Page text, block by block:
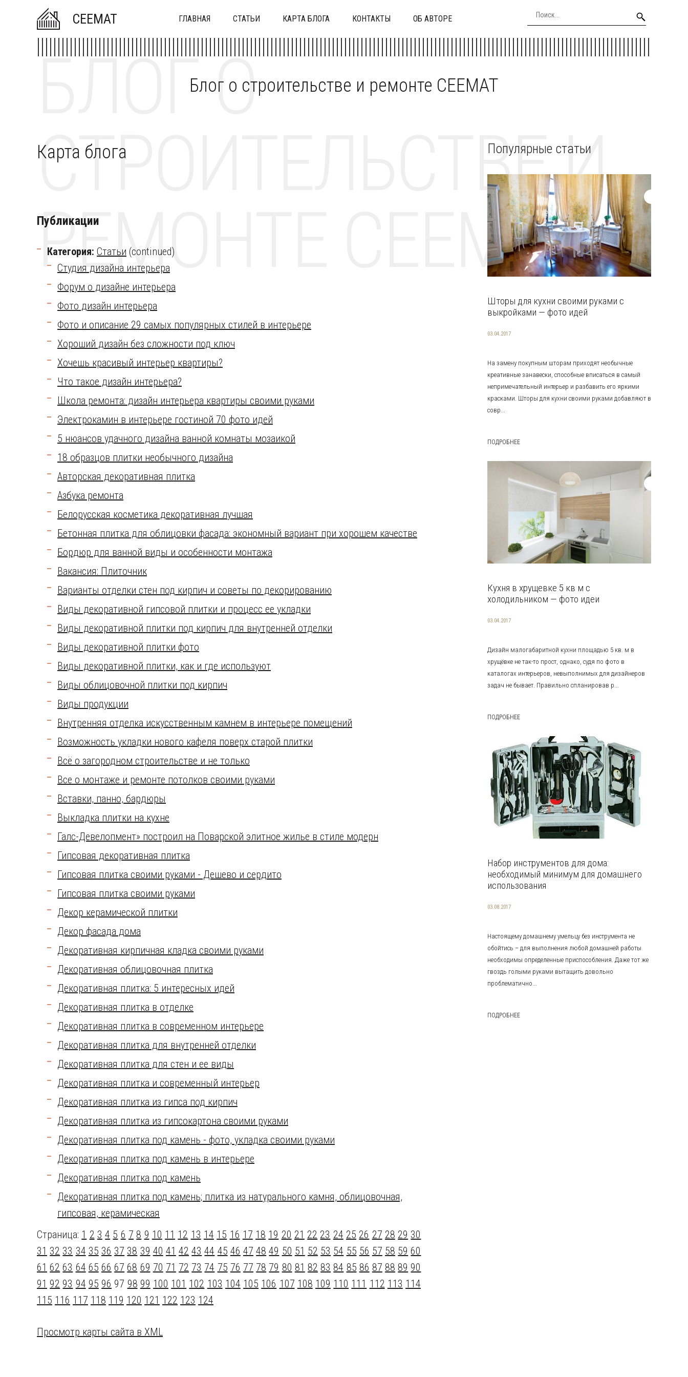
CEEMAT ГЛАВНАЯ СТАТЬИ КАРТА БЛОГА КОНТАКТЫ ОБ АВТОРЕ
Блог о строительстве и ремонте CEEMAT
БЛОГ О
СТРОИТЕЛЬСТВЕ И
РЕМОНТЕ CEEMAT
Карта блога
Публикации
Категория: Статьи (continued)
Студия дизайна интерьера
Форум о дизайне интерьера
Фото дизайн интерьера
Фото и описание 29 самых популярных стилей в интерьере
Хороший дизайн без сложности под ключ
Хочешь красивый интерьер квартиры?
Что такое дизайн интерьера?
Школа ремонта: дизайн интерьера квартиры своими руками
Электрокамин в интерьере гостиной 70 фото идей
5 нюансов удачного дизайна ванной комнаты мозаикой
18 образцов плитки необычного дизайна
Авторская декоративная плитка
Азбука ремонта
Белорусская косметика декоративная лучшая
Бетонная плитка для облицовки фасада: экономный вариант при хорошем качестве
Бордюр для ванной виды и особенности монтажа
Вакансия: Плиточник
Варианты отделки стен под кирпич и советы по декорированию
Виды декоративной гипсовой плитки и процесс ее укладки
Виды декоративной плитки под кирпич для внутренней отделки
Виды декоративной плитки фото
Виды декоративной плитки, как и где используют
Виды облицовочной плитки под кирпич
Виды продукции
Внутренняя отделка искусственным камнем в интерьере помещений
Возможность укладки нового кафеля поверх старой плитки
Всё о загородном строительстве и не только
Все о монтаже и ремонте потолков своими руками
Вставки, панно, бардюры
Выкладка плитки на кухне
Галс-Девелопмент» построил на Поварской элитное жилье в стиле модерн
Гипсовая декоративная плитка
Гипсовая плитка своими руками - Дешево и сердито
Гипсовая плитка своими руками
Декор керамической плитки
Декор фасада дома
Декоративная кирпичная кладка своими руками
Декоративная облицовочная плитка
Декоративная плитка: 5 интересных идей
Декоративная плитка в отделке
Декоративная плитка в современном интерьере
Декоративная плитка для внутренней отделки
Декоративная плитка для стен и ее виды
Декоративная плитка и современный интерьер
Декоративная плитка из гипса под кирпич
Декоративная плитка из гипсокартона своими руками
Декоративная плитка под камень - фото, укладка своими руками
Декоративная плитка под камень в интерьере
Декоративная плитка под камень
Декоративная плитка под камень; плитка из натурального камня, облицовочная,
гипсовая, керамическая
Страница: 1 2 3 4 5 6 7 8 9 10 11 12 13 14 15 16 17 18 19 20 21 22 23 24 25 26 27 28 29 30
31 32 33 34 35 36 37 38 39 40 41 42 43 44 45 46 47 48 49 50 51 52 53 54 55 56 57 58 59 60
61 62 63 64 65 66 67 68 69 70 71 72 73 74 75 76 77 78 79 80 81 82 83 84 85 86 87 88 89 90
91 92 93 94 95 96 97 98 99 100 101 102 103 104 105 106 107 108 109 110 111 112 113 114
115 116 117 118 119 120 121 122 123 124
Просмотр карты сайта в XML
Популярные статьи
Шторы для кухни своими руками с
выкройками — фото идей
03.04.2017
На замену покупным шторам приходят необычные
креативные занавески, способные вписаться в самый
непримечательный интерьер и разбавить его яркими
красками. Шторы для кухни своими руками добавляют в
совр...
ПОДРОБНЕЕ
Кухня в хрущевке 5 кв м с
холодильником — фото идеи
03.04.2017
Дизайн малогабаритной кухни площадью 5 кв. м в
хрущёвке не так-то прост, однако, судя по фото в
каталогах интерьеров, невыполнимых для дизайнеров
задач не бывает. Правильно спланировав р...
ПОДРОБНЕЕ
Набор инструментов для дома:
необходимый минимум для домашнего
использования
03.08.2017
Настоящему домашнему умельцу без инструмента не
обойтись – для выполнения любой домашней работы
необходимы определенные приспособления. Даже тот же
гвоздь голыми руками вытащить довольно
проблематично...
ПОДРОБНЕЕ